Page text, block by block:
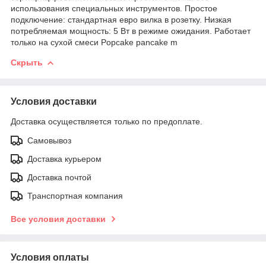
использования специальных инструментов. Простое
подключение: стандартная евро вилка в розетку. Низкая
потребляемая мощность: 5 Вт в режиме ожидания. Работает
только на сухой смеси Popcake pancake m
Скрыть
Условия доставки
Доставка осуществляется только по предоплате.
Самовывоз
Доставка курьером
Доставка почтой
Транспортная компания
Все условия доставки
Условия оплаты